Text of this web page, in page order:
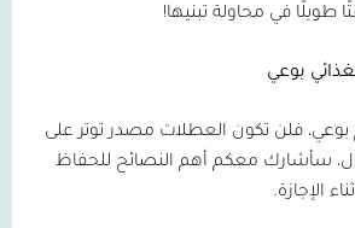
طويلًا في محاولة تبنيها!
بوعي
بوعي، فلن تكون العطلات مصدر توتر على
سأشارك معكم أهم النصائح للحفاظ
الإجازة.